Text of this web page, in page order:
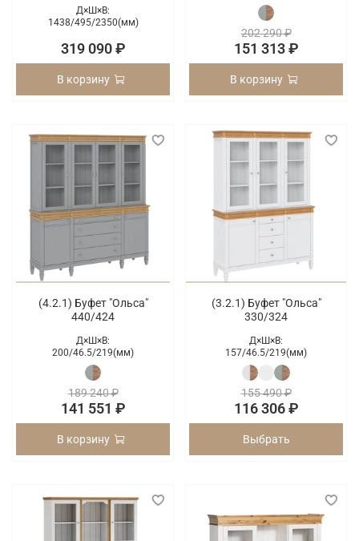
Д×Ш×В:
1438/495/2350(мм)
319 090 ₽
В корзину
202 290 ₽
151 313 ₽
В корзину
(4.2.1) Буфет "Ольса"
440/424
Д×Ш×В:
200/46.5/219(мм)
189 240 ₽
141 551 ₽
В корзину
(3.2.1) Буфет "Ольса"
330/324
Д×Ш×В:
157/46.5/219(мм)
155 490 ₽
116 306 ₽
Выбрать